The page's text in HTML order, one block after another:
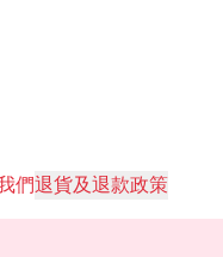
們退貨及退款政策